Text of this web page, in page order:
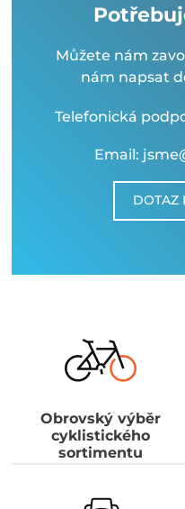
Můžete nám
nám napsat
Telefonická
Email:
DOTAZ
Obrovský výběr
cyklistického
sortimentu